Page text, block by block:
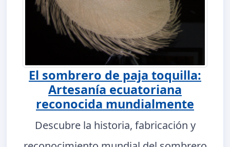
El sombrero de paja toquilla:
Artesanía ecuatoriana
reconocida mundialmente
Descubre la historia, fabricación y